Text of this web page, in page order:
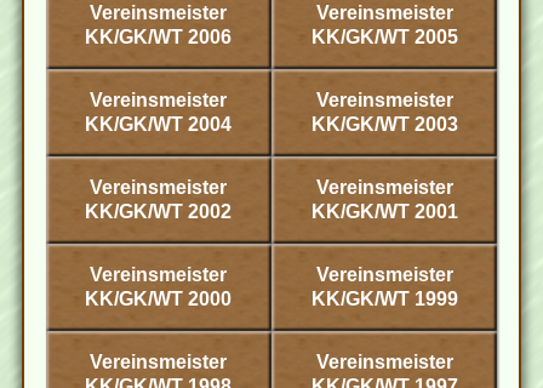
Vereinsmeister
KK/GK/WT 2006
Vereinsmeister
KK/GK/WT 2005
Vereinsmeister
KK/GK/WT 2004
Vereinsmeister
KK/GK/WT 2003
Vereinsmeister
KK/GK/WT 2002
Vereinsmeister
KK/GK/WT 2001
Vereinsmeister
KK/GK/WT 2000
Vereinsmeister
KK/GK/WT 1999
Vereinsmeister
Vereinsmeister